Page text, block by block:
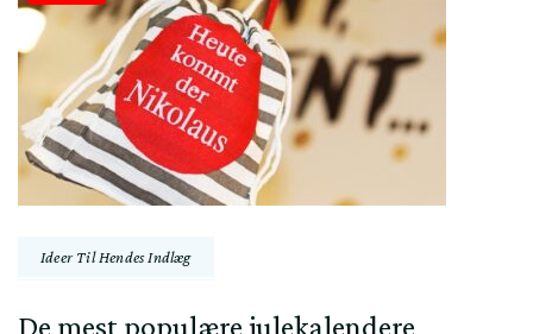
Ideer Til Hendes Indlæg
De mest populære julekalendere